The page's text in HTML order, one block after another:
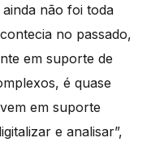
não foi toda
no passado,
em suporte de
é quase
em suporte
e analisar”,